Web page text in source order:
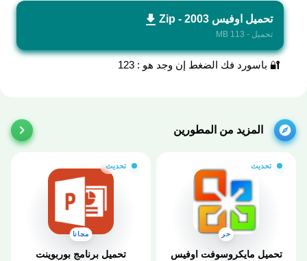
تحميل اوفيس 2003 - Zip
تحميل - 113 MB
🔐 باسورد فك الضغط إن وجد هو : 123
المزيد من المطورين
تحديث
حر
تحميل مايكروسوفت اوفيس
تحديث
مجانا
تحميل برنامج بوربوينت